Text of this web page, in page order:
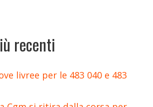
recenti
livree per le 483 040 e 483